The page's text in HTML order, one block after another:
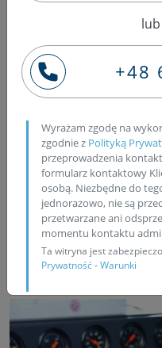
odzwierciedlenie w
Regulacja
2.0 TDI BMR
Regulacja
wymianie i jest
parametrów
pompowtrysków nie
adaptację (tak jak to
aczkolwiek o
ustawienie
parametrów.
+48
Wyrażam zgodę na
zgodnie z Polityką
przeprowadzenia
formularz kontaktowy
osobą. Niezbędne do
jednorazowo, nie są
przetwarzane ani
momentu kontaktu
Ta witryna jest
Prywatność-Warunki